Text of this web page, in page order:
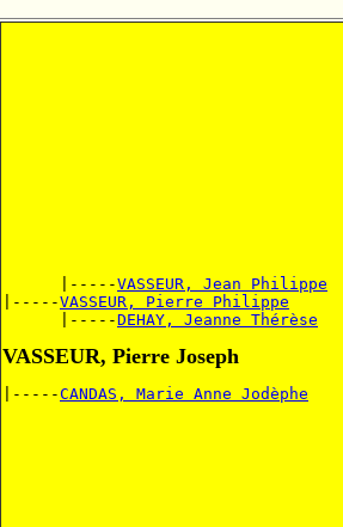
      |-----
VASSEUR, Jean Philippe
|-----VASSEUR, Pierre Philippe
      |-----
DEHAY, Jeanne Thérèse
VASSEUR, Pierre Joseph
|-----CANDAS, Marie Anne Jodèphe